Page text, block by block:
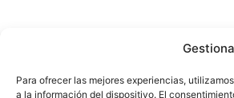
Para ofrecer las mejores experiencias,
a la información del dispositivo. El